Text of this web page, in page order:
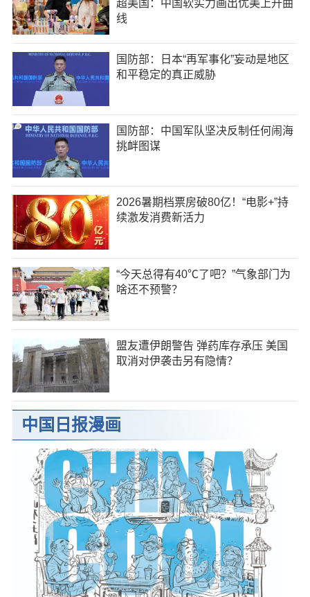
超美国：中国软实力画出优美上升曲
线
国防部：日本“再军事化”妄动是地区
和平稳定的真正威胁
国防部：中国军队坚决反制任何闹海
挑衅图谋
2026暑期档票房破80亿！“电影+”持
续激发消费新活力
“今天总得有40℃了吧？”气象部门为
啥还不预警？
盟友遭伊朗警告 弹药库存承压 美国
取消对伊袭击另有隐情？
中国日报漫画